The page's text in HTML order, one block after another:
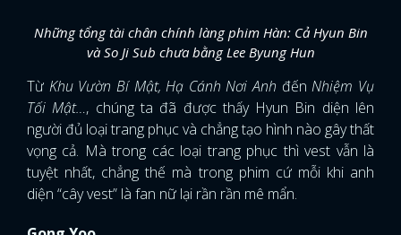
Những tổng tài chân chính làng phim Hàn: Cả Hyun Bin
và So Ji Sub chưa bằng Lee Byung Hun
Từ Khu Vườn Bí Mật, Hạ Cánh Nơi Anh đến Nhiệm Vụ
Tối Mật…, chúng ta đã được thấy Hyun Bin diện lên
người đủ loại trang phục và chẳng tạo hình nào gây thất
vọng cả. Mà trong các loại trang phục thì vest vẫn là
tuyệt nhất, chẳng thế mà trong phim cứ mỗi khi anh
diện “cây vest” là fan nữ lại rần rần mê mẩn.